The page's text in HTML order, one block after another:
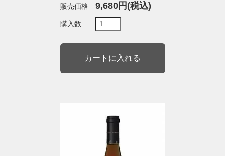
販売価格 9,680円(税込)
購入数